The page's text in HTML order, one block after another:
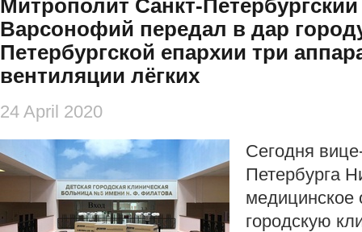
Митрополит Санкт-
Варсонофий передал в дар
Петербургской епархии три
вентиляции лёгких
24 April 2020
Сегодня
Петербурга
медицинское
городскую